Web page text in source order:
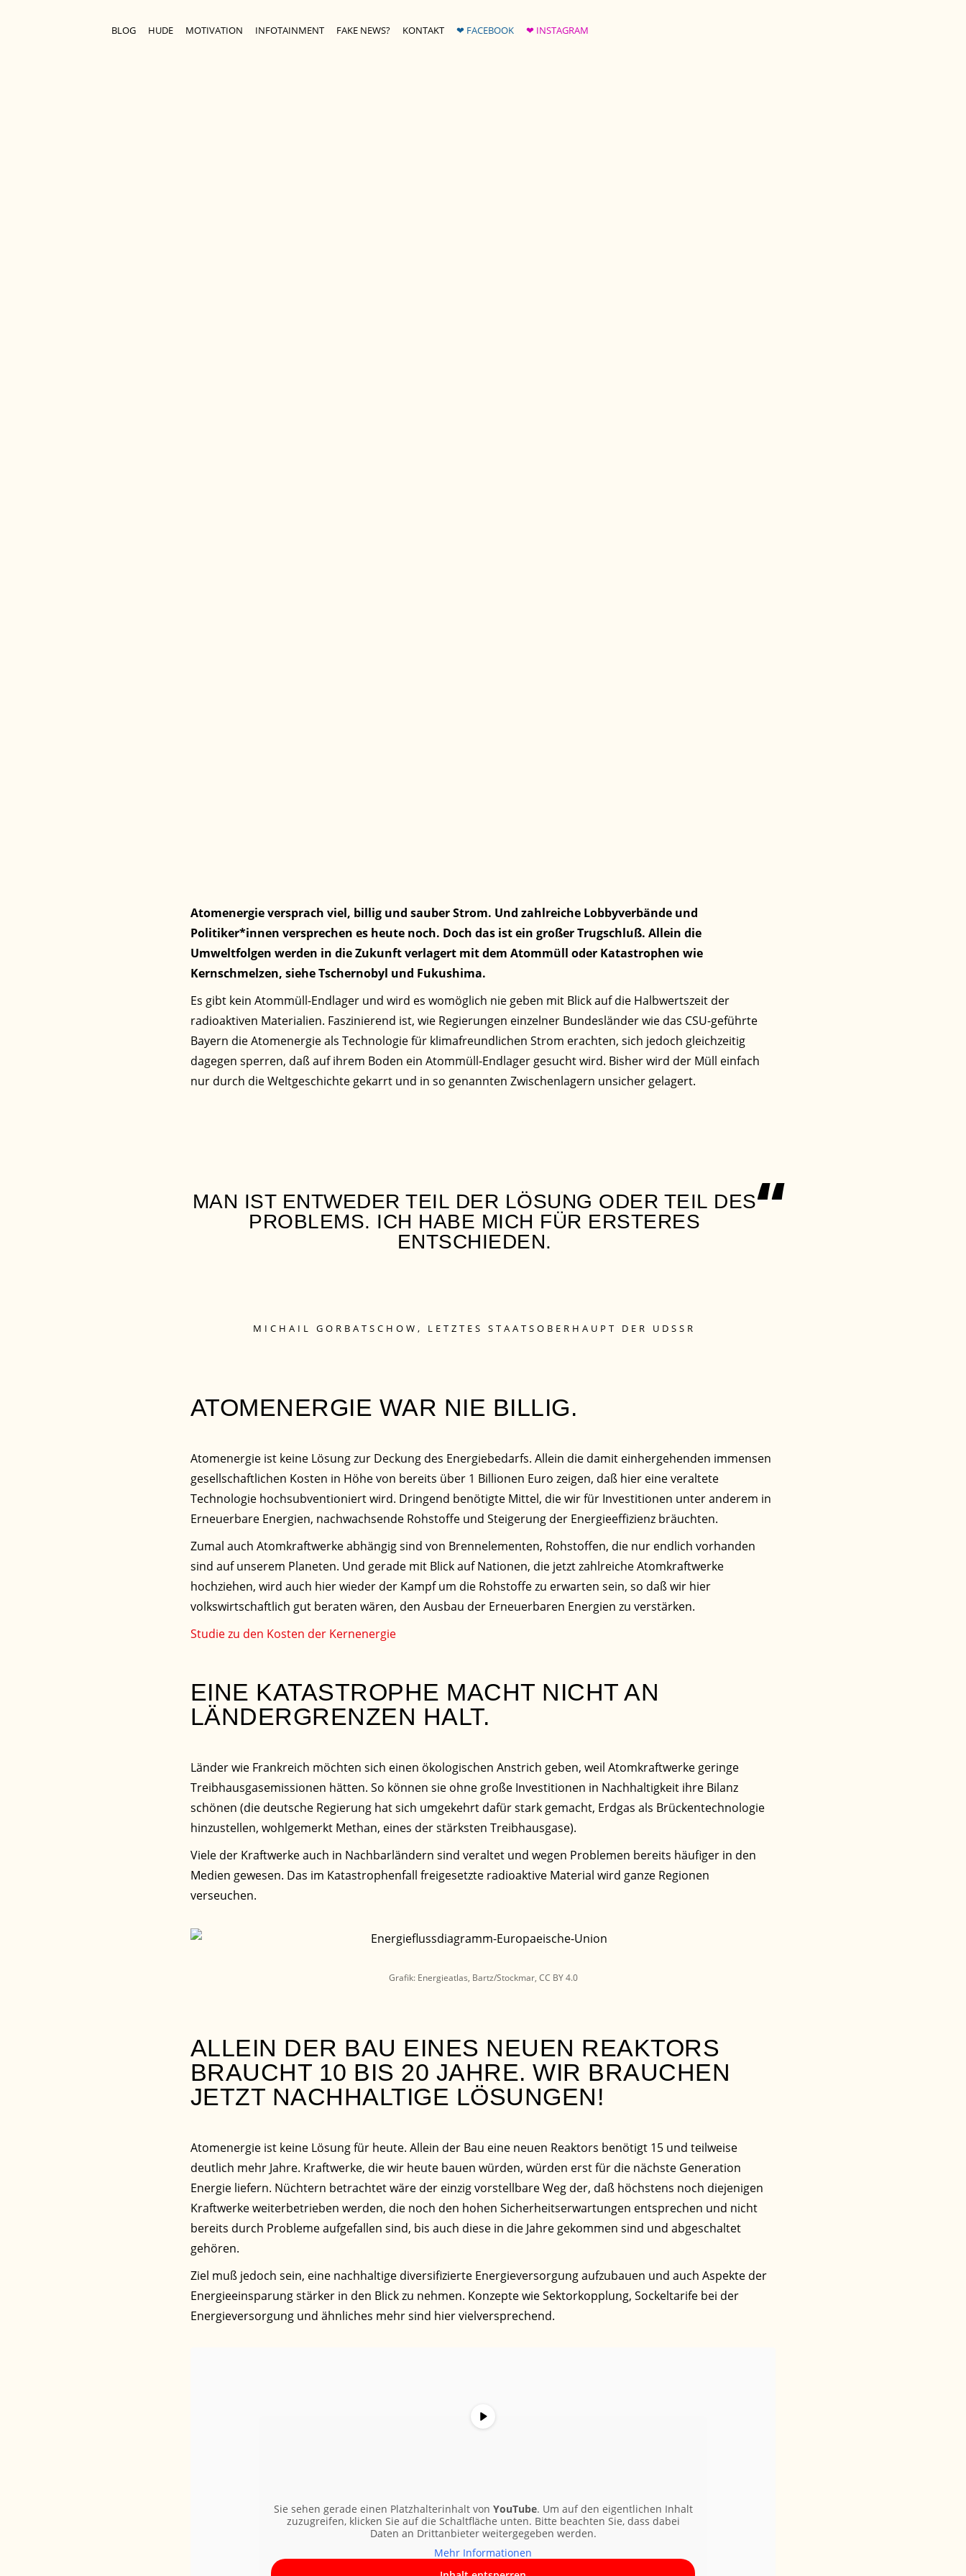
BLOG HUDE MOTIVATION INFOTAINMENT FAKE NEWS? KONTAKT ❤ FACEBOOK ❤ INSTAGRAM
Atomenergie versprach viel, billig und sauber Strom. Und zahlreiche Lobbyverbände und
Politiker*innen versprechen es heute noch. Doch das ist ein großer Trugschluß. Allein die
Umweltfolgen werden in die Zukunft verlagert mit dem Atommüll oder Katastrophen wie
Kernschmelzen, siehe Tschernobyl und Fukushima.
Es gibt kein Atommüll-Endlager und wird es womöglich nie geben mit Blick auf die Halbwertszeit der
radioaktiven Materialien. Faszinierend ist, wie Regierungen einzelner Bundesländer wie das CSU-geführte
Bayern die Atomenergie als Technologie für klimafreundlichen Strom erachten, sich jedoch gleichzeitig
dagegen sperren, daß auf ihrem Boden ein Atommüll-Endlager gesucht wird. Bisher wird der Müll einfach
nur durch die Weltgeschichte gekarrt und in so genannten Zwischenlagern unsicher gelagert.
“
MAN IST ENTWEDER TEIL DER LÖSUNG ODER TEIL DES
PROBLEMS. ICH HABE MICH FÜR ERSTERES
ENTSCHIEDEN.
MICHAIL GORBATSCHOW, LETZTES STAATSOBERHAUPT DER UDSSR
ATOMENERGIE WAR NIE BILLIG.
Atomenergie ist keine Lösung zur Deckung des Energiebedarfs. Allein die damit einhergehenden immensen
gesellschaftlichen Kosten in Höhe von bereits über 1 Billionen Euro zeigen, daß hier eine veraltete
Technologie hochsubventioniert wird. Dringend benötigte Mittel, die wir für Investitionen unter anderem in
Erneuerbare Energien, nachwachsende Rohstoffe und Steigerung der Energieeffizienz bräuchten.
Zumal auch Atomkraftwerke abhängig sind von Brennelementen, Rohstoffen, die nur endlich vorhanden
sind auf unserem Planeten. Und gerade mit Blick auf Nationen, die jetzt zahlreiche Atomkraftwerke
hochziehen, wird auch hier wieder der Kampf um die Rohstoffe zu erwarten sein, so daß wir hier
volkswirtschaftlich gut beraten wären, den Ausbau der Erneuerbaren Energien zu verstärken.
Studie zu den Kosten der Kernenergie
EINE KATASTROPHE MACHT NICHT AN
LÄNDERGRENZEN HALT.
Länder wie Frankreich möchten sich einen ökologischen Anstrich geben, weil Atomkraftwerke geringe
Treibhausgasemissionen hätten. So können sie ohne große Investitionen in Nachhaltigkeit ihre Bilanz
schönen (die deutsche Regierung hat sich umgekehrt dafür stark gemacht, Erdgas als Brückentechnologie
hinzustellen, wohlgemerkt Methan, eines der stärksten Treibhausgase).
Viele der Kraftwerke auch in Nachbarländern sind veraltet und wegen Problemen bereits häufiger in den
Medien gewesen. Das im Katastrophenfall freigesetzte radioaktive Material wird ganze Regionen
verseuchen.
Grafik: Energieatlas, Bartz/Stockmar, CC BY 4.0
ALLEIN DER BAU EINES NEUEN REAKTORS
BRAUCHT 10 BIS 20 JAHRE. WIR BRAUCHEN
JETZT NACHHALTIGE LÖSUNGEN!
Atomenergie ist keine Lösung für heute. Allein der Bau eine neuen Reaktors benötigt 15 und teilweise
deutlich mehr Jahre. Kraftwerke, die wir heute bauen würden, würden erst für die nächste Generation
Energie liefern. Nüchtern betrachtet wäre der einzig vorstellbare Weg der, daß höchstens noch diejenigen
Kraftwerke weiterbetrieben werden, die noch den hohen Sicherheitserwartungen entsprechen und nicht
bereits durch Probleme aufgefallen sind, bis auch diese in die Jahre gekommen sind und abgeschaltet
gehören.
Ziel muß jedoch sein, eine nachhaltige diversifizierte Energieversorgung aufzubauen und auch Aspekte der
Energieeinsparung stärker in den Blick zu nehmen. Konzepte wie Sektorkopplung, Sockeltarife bei der
Energieversorgung und ähnliches mehr sind hier vielversprechend.
Sie sehen gerade einen Platzhalterinhalt von YouTube. Um auf den eigentlichen Inhalt
zuzugreifen, klicken Sie auf die Schaltfläche unten. Bitte beachten Sie, dass dabei
Daten an Drittanbieter weitergegeben werden.
Mehr Informationen